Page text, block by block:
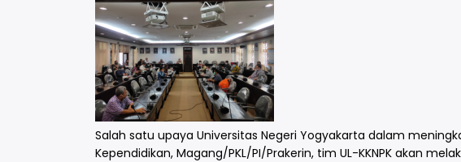
Salah satu upaya Universitas Negeri Yogyakarta dalam
Kependidikan, Magang/PKL/PI/Prakerin, tim UL-KKNPK akan